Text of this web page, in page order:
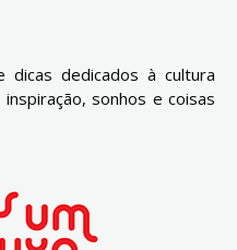
dedicados à cultura
sonhos e coisas